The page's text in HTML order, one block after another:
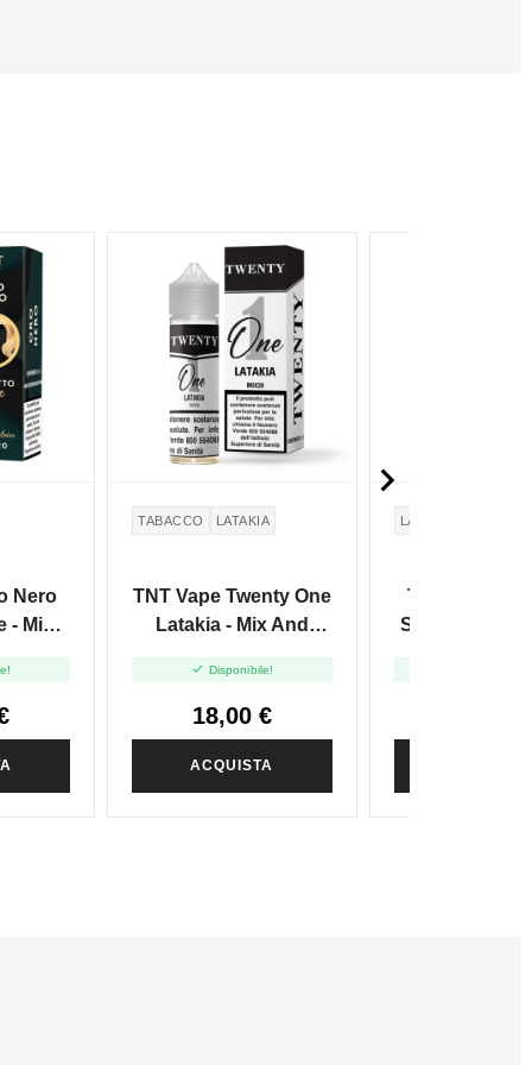
Nero
- Mix
TABACCO LATAKIA
TNT Vape Twenty One
Latakia - Mix And
 Disponibile!
18,00 €
ACQUISTA
LATTE
TNT Vape
Spice Latte -
